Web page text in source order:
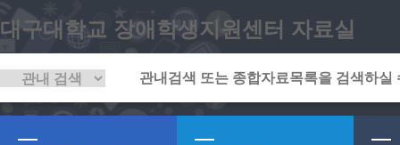
대구대학교 장애학생지원센터 자료실